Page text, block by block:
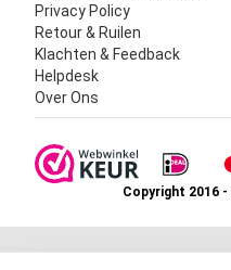
Privacy Policy
Retour & Ruilen
Klachten & Feedback
Helpdesk
Over Ons
Copyright 2016 -